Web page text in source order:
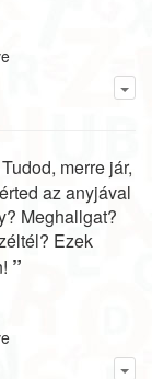
merre jár,
az anyjával
Meghallgat?
Ezek
”